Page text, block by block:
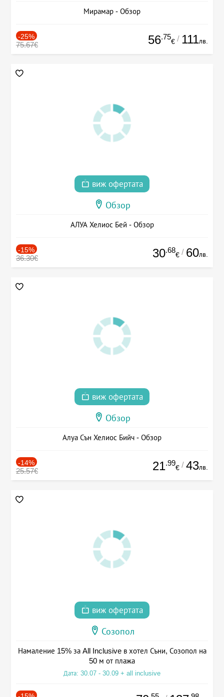
Мирамар - Обзор
-25%
75.67€ 56.75
€ / 111лв.
виж офертата
Обзор
АЛУА Хелиос Бей - Обзор
-15%
36.30€ 30.68
€ / 60лв.
виж офертата
Обзор
Алуа Сън Хелиос Бийч - Обзор
-14%
25.57€ 21.99
€ / 43лв.
виж офертата
Созопол
Намаление 15% за All Inclusive в хотел Съни, Созопол на
50 м от плажа
Дата: 30.07 - 30.09 + all inclusive